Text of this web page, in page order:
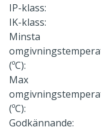
IP-klass:
IK-klass:
Minsta
(ºC):
Max
(ºC):
Godkännande: